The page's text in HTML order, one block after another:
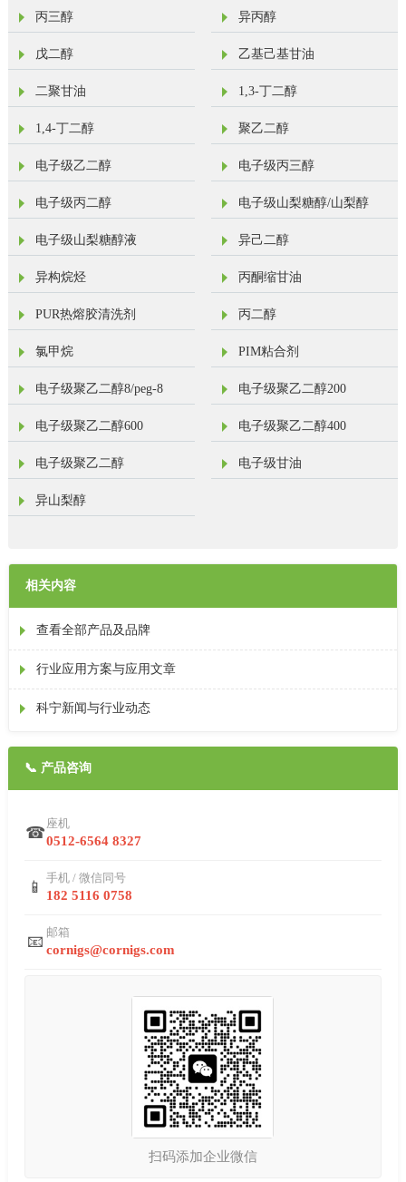
丙三醇 异丙醇
戊二醇 乙基己基甘油
二聚甘油 1,3-丁二醇
1,4-丁二醇 聚乙二醇
电子级乙二醇 电子级丙三醇
电子级丙二醇 电子级山梨糖醇/山梨醇
电子级山梨糖醇液 异己二醇
异构烷烃 丙酮缩甘油
PUR热熔胶清洗剂 丙二醇
氯甲烷 PIM粘合剂
电子级聚乙二醇8/peg-8 电子级聚乙二醇200
电子级聚乙二醇600 电子级聚乙二醇400
电子级聚乙二醇 电子级甘油
异山梨醇
相关内容
查看全部产品及品牌
行业应用方案与应用文章
科宁新闻与行业动态
📞 产品咨询
☎
座机
0512-6564 8327
📱
手机 / 微信同号
182 5116 0758
📧
邮箱
cornigs@cornigs.com
扫码添加企业微信